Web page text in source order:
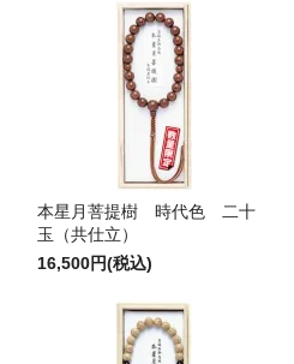
本星月菩提樹 時代色 二十
玉（共仕立）
16,500円(税込)